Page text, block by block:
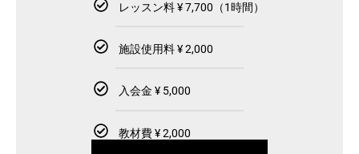
レッスン料 ¥ 7,700（1時間）
施設使用料 ¥ 2,000
入会金 ¥ 5,000
教材費 ¥ 2,000